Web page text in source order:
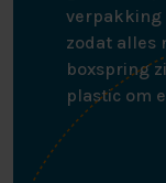
verpakking
zodat alles
boxspring
plastic om